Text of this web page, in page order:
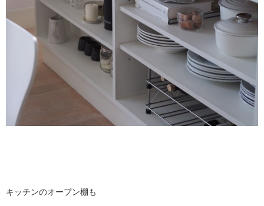
キッチンのオープン棚も